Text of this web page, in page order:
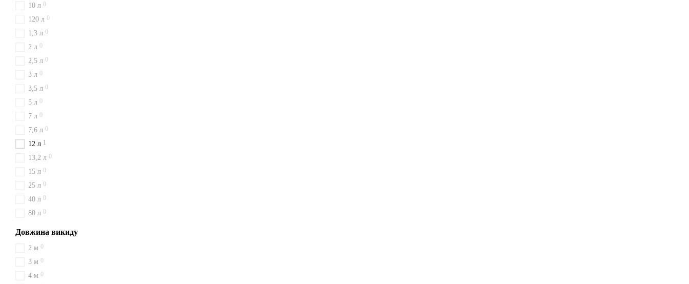
10 л 0
120 л 0
1,3 л 0
2 л 0
2,5 л 0
3 л 0
3,5 л 0
5 л 0
7 л 0
7,6 л 0
12 л 1
13,2 л 0
15 л 0
25 л 0
40 л 0
80 л 0
Довжина викиду
2 м 0
3 м 0
4 м 0